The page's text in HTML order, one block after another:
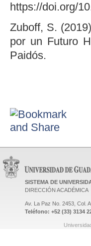
https://doi.org/
Zuboff, S.
por un Futuro
Paidós.
SISTEMA DE
DIRECCIÓN ACADÉMICA
Av. La Paz No. 2453, Col.
Teléfono: +52 (33) 3134